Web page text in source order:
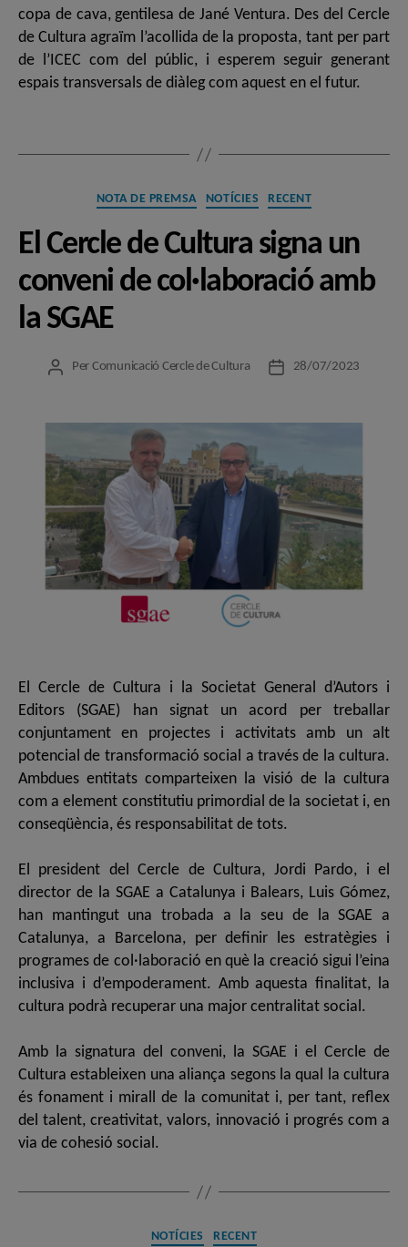
copa de cava, gentilesa de Jané Ventura. Des del Cercle
de Cultura agraïm l’acollida de la proposta, tant per part
de l’ICEC com del públic, i esperem seguir generant
espais transversals de diàleg com aquest en el futur.
Categories
NOTA DE PREMSA NOTÍCIES RECENT
El Cercle de Cultura signa un
conveni de col·laboració amb
la SGAE
Autor
Per Comunicació Cercle de Cultura
Data28/07/2023
El Cercle de Cultura i la Societat General d’Autors i
Editors (SGAE) han signat un acord per treballar
conjuntament en projectes i activitats amb un alt
potencial de transformació social a través de la cultura.
Ambdues entitats comparteixen la visió de la cultura
com a element constitutiu primordial de la societat i, en
conseqüència, és responsabilitat de tots.
El president del Cercle de Cultura, Jordi Pardo, i el
director de la SGAE a Catalunya i Balears, Luis Gómez,
han mantingut una trobada a la seu de la SGAE a
Catalunya, a Barcelona, per definir les estratègies i
programes de col·laboració en què la creació sigui l’eina
inclusiva i d’empoderament. Amb aquesta finalitat, la
cultura podrà recuperar una major centralitat social.
Amb la signatura del conveni, la SGAE i el Cercle de
Cultura estableixen una aliança segons la qual la cultura
és fonament i mirall de la comunitat i, per tant, reflex
del talent, creativitat, valors, innovació i progrés com a
via de cohesió social.
Categories
NOTÍCIES RECENT